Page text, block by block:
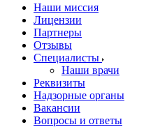
Наши миссия
Лицензии
Партнеры
Отзывы
Специалисты
Наши врачи
Реквизиты
Надзорные органы
Вакансии
Вопросы и ответы